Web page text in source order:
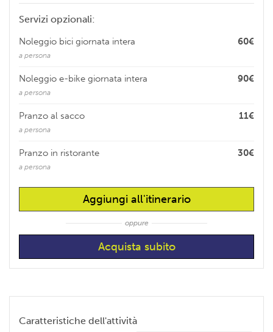
Servizi opzionali:
60€
Noleggio bici giornata intera
a persona
90€
Noleggio e-bike giornata intera
a persona
11€
Pranzo al sacco
a persona
30€
Pranzo in ristorante
a persona
Aggiungi all'itinerario
oppure
Caratteristiche dell'attività